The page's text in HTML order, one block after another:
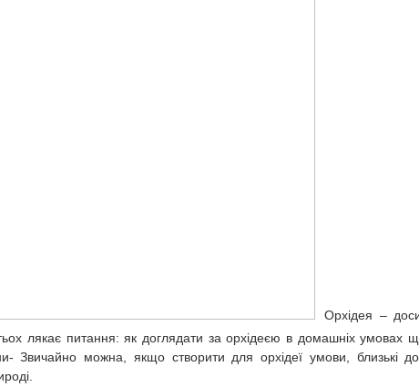
Орхідея –
лякає питання: як доглядати за орхідеєю в домашніх умовах
Звичайно можна, якщо створити для орхідеї умови, близькі до